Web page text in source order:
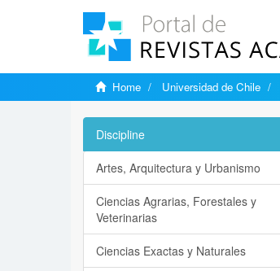
Home Universidad de Chile
Discipline
Artes, Arquitectura y Urbanismo
Ciencias Agrarias, Forestales y
Veterinarias
Ciencias Exactas y Naturales